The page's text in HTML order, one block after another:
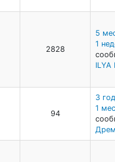
2828
5
1
ILYA
94
3
1